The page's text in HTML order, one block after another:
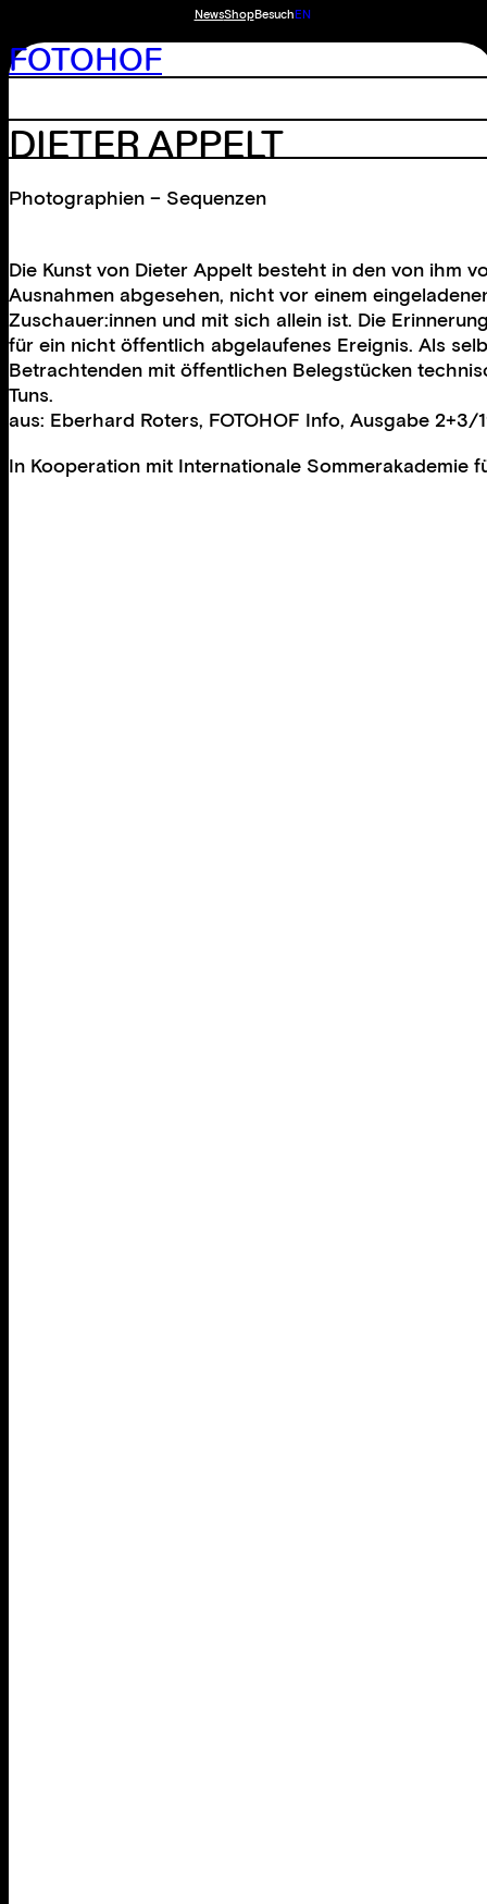
NewsShopBesuchEN
FOTOHOF
DIETER APPELT
Photographien – Sequenzen
Die Kunst von Dieter Appelt besteht in den von ihm
Ausnahmen abgesehen, nicht vor einem
Zuschauer:innen und mit sich allein ist. Die
für ein nicht öffentlich abgelaufenes Ereignis. Als
Betrachtenden mit öffentlichen Belegstücken
Tuns.
aus: Eberhard Roters, FOTOHOF Info, Ausgabe 2+3/
In Kooperation mit Internationale Sommerakademie